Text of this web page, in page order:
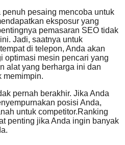
penuh pesaing mencoba untuk
eksposur yang
pemasaran SEO tidak
Jadi, saatnya untuk
di telepon, Anda akan
optimasi mesin pencari yang
alat yang berharga ini dan
memimpin.
pernah berakhir. Jika Anda
posisi Anda,
untuk competitor.Ranking
penting jika Anda ingin banyak